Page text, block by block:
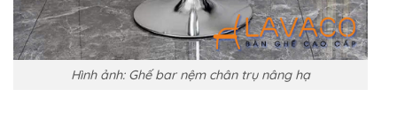
Hình ảnh: Ghế bar nệm chân trụ nâng hạ